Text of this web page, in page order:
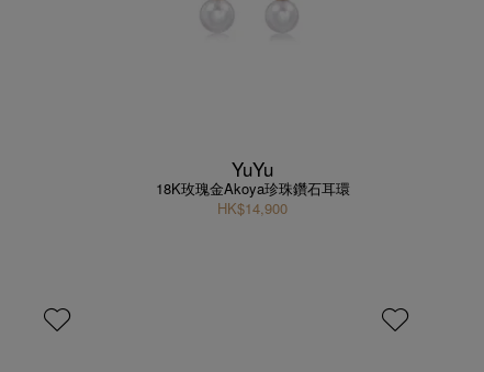
YuYu
18K玫瑰金Akoya珍珠鑽石耳環
HK$14,900